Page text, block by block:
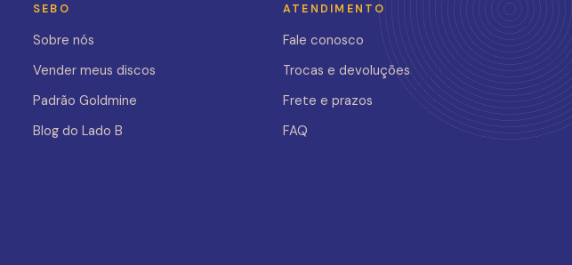
SEBO
Sobre nós
Vender meus discos
Padrão Goldmine
Blog do Lado B
ATENDIMENTO
Fale conosco
Trocas e devoluções
Frete e prazos
FAQ